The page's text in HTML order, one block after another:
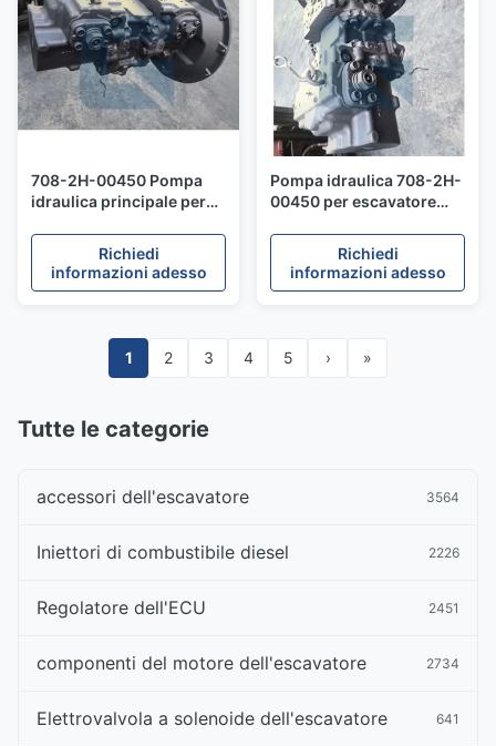
708-2H-00450 Pompa
idraulica principale per
Richiedi
informazioni adesso
Pompa idraulica 708-2H-
00450 per escavatore
Richiedi
informazioni adesso
1 2 3 4 5 › »
Tutte le categorie
accessori dell'escavatore 3564
Iniettori di combustibile diesel 2226
Regolatore dell'ECU 2451
componenti del motore dell'escavatore 2734
Elettrovalvola a solenoide dell'escavatore 641